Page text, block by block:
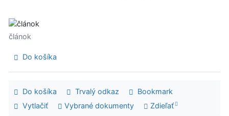
článok
Do košíka
Do košíka Trvalý odkaz
Bookmark
Vytlačiť
Vybrané dokumenty Zdieľať